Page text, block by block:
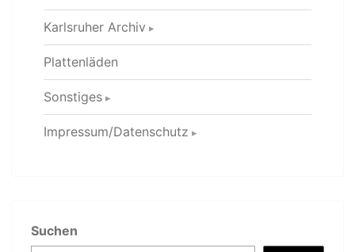
Karlsruher Archiv
Plattenläden
Sonstiges
Impressum/Datenschutz
Suchen